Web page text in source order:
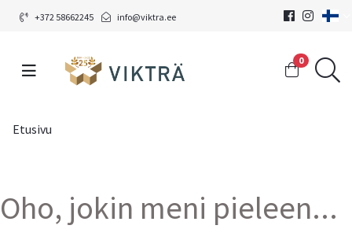
+372 58662245 info@viktra.ee
0
Etusivu
Oho, jokin meni pieleen...